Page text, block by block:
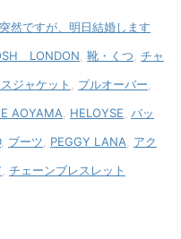
突然ですが、明日結婚します
LONDON 靴・くつ チャ
ジャケット プルオーバー
AOYAMA HELOYSE バッ
, ブーツ PEGGY LANA
アク
チェーンブレスレット